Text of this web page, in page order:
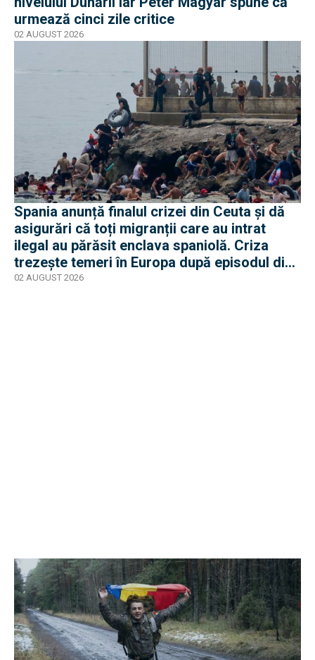
urmează cinci zile critice
02 AUGUST 2026
Spania anunță finalul crizei din Ceuta și dă
asigurări că toți migranții care au intrat
ilegal au părăsit enclava spaniolă. Criza
trezește temeri în Europa după episodul din
2015
02 AUGUST 2026